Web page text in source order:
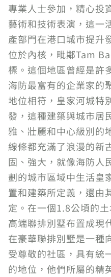
專業人士參加，精心投
藝術和技術表演，這一
產部門在港口城市提升
位於內核，毗鄰Tam
標。這個地區曾經是許
海防最富有的企業家的
地位相符，皇家河城特
發，這種建築與城市居
雅、壯麗和中心級別的
線條都充滿了浪漫的新
固、強大，就像海防人
劃的城市區域中生活皇
置和建築所定義，還由
定。在一個1.8公頃的
高端聯排別墅布置成現
在豪華聯排別墅是一種
受尊敬的社區，具有統
的地位，他們所屬的精